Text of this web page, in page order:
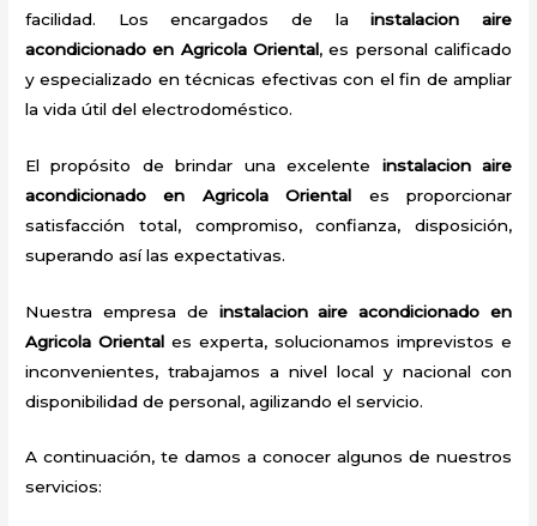
facilidad. Los encargados de lainstalacion aire
acondicionado en Agricola Oriental, es personal calificado
y especializado en técnicas efectivas con el fin de ampliar
la vida útil del electrodoméstico.
El propósito de brindar una excelente instalacion aire
acondicionado en Agricola Oriental es proporcionar
satisfacción total, compromiso, confianza, disposición,
superando así las expectativas.
Nuestra empresa de instalacion aire acondicionado en
Agricola Oriental es experta, solucionamos imprevistos e
inconvenientes, trabajamos a nivel local y nacional con
disponibilidad de personal, agilizando el servicio.
A continuación, te damos a conocer algunos de nuestros
servicios: